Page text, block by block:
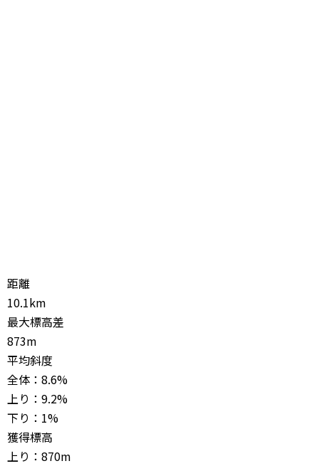
距離
10.1km
最大標高差
873m
平均斜度
全体：8.6%
上り：9.2%
下り：1%
獲得標高
上り：870m